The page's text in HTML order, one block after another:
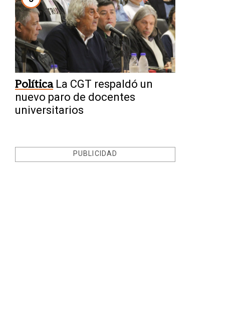
Política La CGT respaldó un
nuevo paro de docentes
universitarios
PUBLICIDAD